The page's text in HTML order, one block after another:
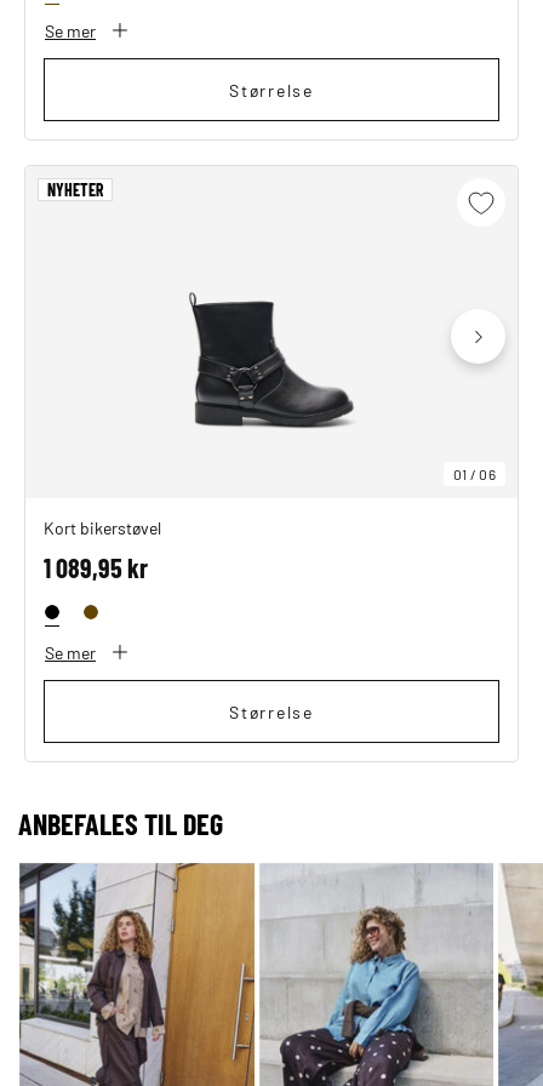
Se mer
Størrelse
01 /06
NYHETER
Kort bikerstøvel
1 089,95 kr
Se mer
Størrelse
ANBEFALES TIL DEG